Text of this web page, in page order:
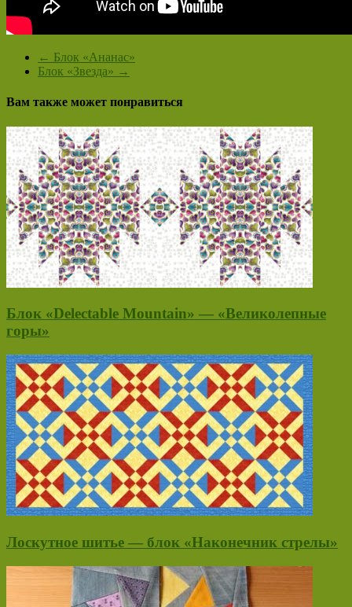
← Блок «Ананас»
Блок «Звезда» →
Вам также может понравиться
Блок «Delectable Mountain» — «Великолепные
горы»
Лоскутное шитье — блок «Наконечник стрелы»